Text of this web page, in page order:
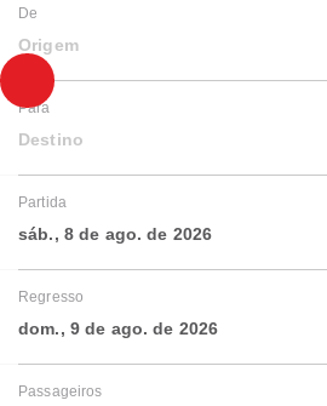
De
Origem
Para
Destino
Partida
sáb., 8 de ago. de 2026
Regresso
dom., 9 de ago. de 2026
Passageiros